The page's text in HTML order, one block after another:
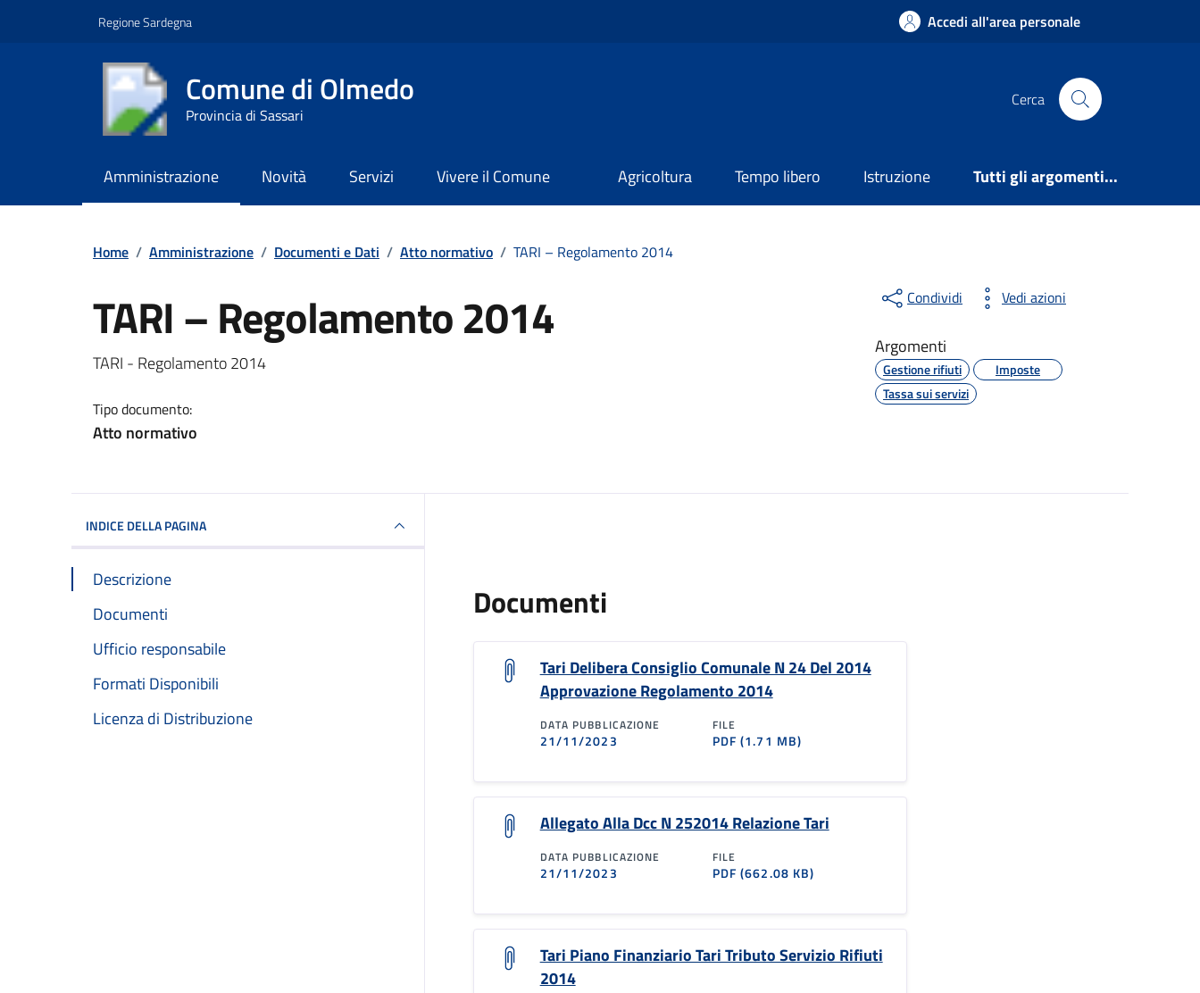
Regione Sardegna Accedi all'area personale
Comune di Olmedo
Provincia di Sassari
Cerca
Amministrazione Novità Servizi Vivere il Comune Agricoltura Tempo libero Istruzione Tutti gli argomenti...
Home / Amministrazione / Documenti e Dati / Atto normativo / TARI – Regolamento 2014
TARI – Regolamento 2014
Dettagli del documento
TARI - Regolamento 2014
Tipo documento:
Atto normativo
Condividi Vedi azioni
Argomenti
Gestione rifiuti
Imposte
Tassa sui servizi
INDICE DELLA PAGINA
Descrizione
Documenti
Ufficio responsabile
Formati Disponibili
Licenza di Distribuzione
Documenti
Tari Delibera Consiglio Comunale N 24 Del 2014
Approvazione Regolamento 2014
DATA PUBBLICAZIONE
21/11/2023
FILE
PDF(1.71 MB)
Allegato Alla Dcc N 252014 Relazione Tari
DATA PUBBLICAZIONE
21/11/2023
FILE
PDF(662.08 KB)
Tari Piano Finanziario Tari Tributo Servizio Rifiuti
2014